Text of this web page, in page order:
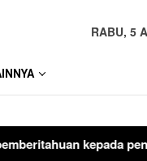
RABU, 5
kepada